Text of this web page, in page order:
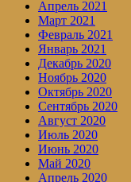
Апрель 2021
Март 2021
Февраль 2021
Январь 2021
Декабрь 2020
Ноябрь 2020
Октябрь 2020
Сентябрь 2020
Август 2020
Июль 2020
Июнь 2020
Май 2020
Апрель 2020